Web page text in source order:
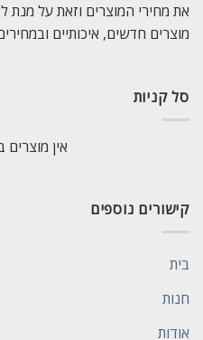
את מחירי המוצרים וזאת על מנת
מוצרים חדשים, איכותיים
סל קניות
אין
קישורים נוספים
בית
חנות
אודות